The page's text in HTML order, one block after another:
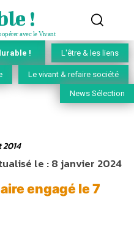
!
avec le Vivant
! L'être & les liens
Le vivant & refaire société
News Sélection
2014
le :8 janvier 2024
engagé le 7